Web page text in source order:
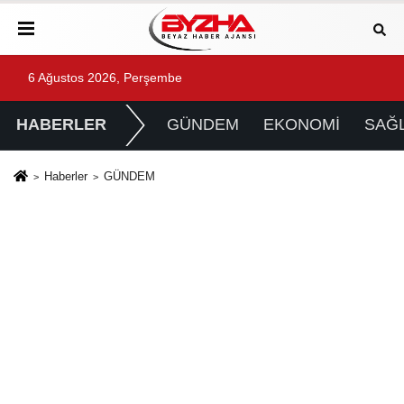
6 Ağustos 2026, Perşembe
HABERLER GÜNDEM EKONOMİ
Haberler GÜNDEM